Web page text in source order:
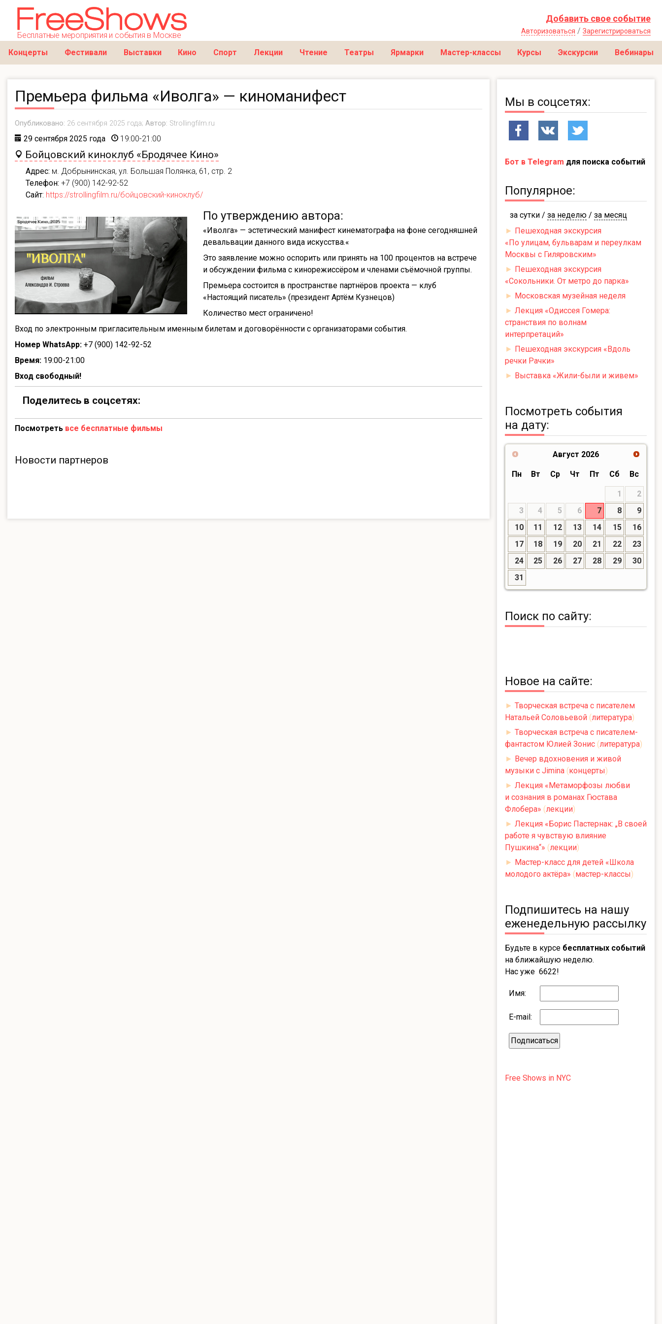
Бесплатные мероприятия и события в Москве
Добавить свое событие
Авторизоваться / Зарегистрироваться
Концерты Фестивали Выставки Кино Спорт Лекции Чтение Театры Ярмарки Мастер-классы Курсы Экскурсии Вебинары
Премьера фильма «Иволга» — киноманифест
Опубликовано: 26 сентября 2025 года; Автор: Strollingfilm.ru
29 сентября 2025 года 19:00-21:00
Бойцовский киноклуб «Бродячее Кино»
Адрес: м. Добрынинская, ул. Большая Полянка, 61, стр. 2
Телефон: +7 (900) 142-92-52
Сайт: https://strollingfilm.ru/бойцовский-киноклуб/
По утверждению автора:
«Иволга» — эстетический манифест кинематографа на фоне сегодняшней
девальвации данного вида искусства.«
Это заявление можно оспорить или принять на 100 процентов на встрече
и обсуждении фильма с кинорежиссёром и членами съёмочной группы.
Премьера состоится в пространстве партнёров проекта — клуб
«Настоящий писатель» (президент Артём Кузнецов)
Количество мест ограничено!
Вход по электронным пригласительным именным билетам и договорённости с организаторами события.
Номер WhatsApp: +7 (900) 142-92-52
Время: 19:00-21:00
Вход свободный!
Поделитесь в соцсетях:
Посмотреть все бесплатные фильмы
Новости партнеров
Мы в соцсетях:
Бот в Telegram для поиска событий
Популярное:
за сутки / за неделю / за месяц
► Пешеходная экскурсия
«По улицам, бульварам и переулкам
Москвы с Гиляровским»
► Пешеходная экскурсия
«Сокольники. От метро до парка»
► Московская музейная неделя
► Лекция «Одиссея Гомера:
странствия по волнам
интерпретаций»
► Пешеходная экскурсия «Вдоль
речки Рачки»
► Выставка «Жили-были и живем»
Посмотреть события
на дату:
Август 2026
Пн Вт Ср Чт Пт Сб Вс
1
2
3
4 5 6 7 8
9
10
11 12 13 14 15
16
17
18 19 20 21 22
23
24
25 26 27 28 29
30
31
Поиск по сайту:
Новое на сайте:
► Творческая встреча с писателем
Натальей Соловьевой (литература)
► Творческая встреча с писателем-
фантастом Юлией Зонис (литература)
► Вечер вдохновения и живой
музыки с Jimina (концерты)
► Лекция «Метаморфозы любви
и сознания в романах Гюстава
Флобера» (лекции)
► Лекция «Борис Пастернак: „В своей
работе я чувствую влияние
Пушкина“» (лекции)
► Мастер-класс для детей «Школа
молодого актёра» (мастер-классы)
Подпишитесь на нашу
еженедельную рассылку
Будьте в курсе бесплатных событий
на ближайшую неделю.
Нас уже 6622!
Имя:
E-mail:
Free Shows in NYC